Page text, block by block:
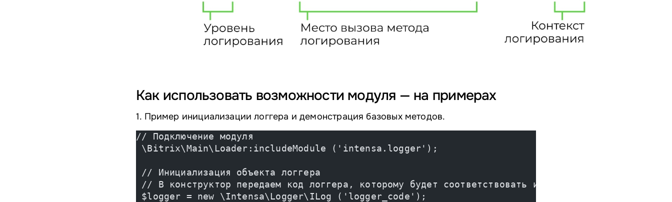
Как использовать возможности модуля — на примерах
1. Пример инициализации логгера и демонстрация базовых методов.
// Подключение модуля
\Bitrix\Main\Loader:includeModule ('intensa.logger');
// Инициализация объекта логгера
// В конструктор передаем код логгера, которому будет соответствовать имя лог-файла
$logger = new \Intensa\Logger\ILog ('logger_code');